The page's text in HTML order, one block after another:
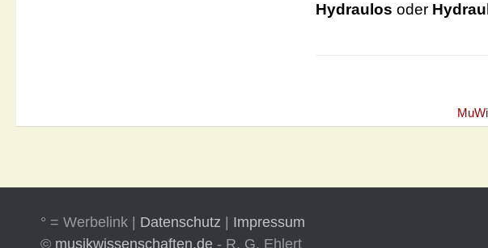
Hydraulos oder
MuWi
° = Werbelink | Datenschutz | Impressum
© musikwissenschaften.de - R. G. Ehlert